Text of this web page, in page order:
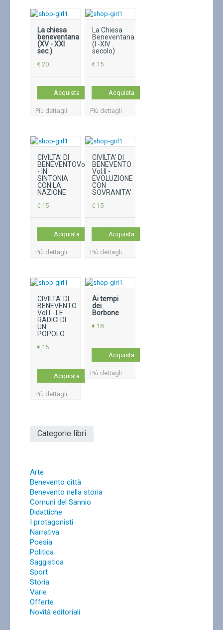
La chiesa
beneventana
(XV - XXI
sec.)
€ 20
Acquista
Più dettagli
La Chiesa
Beneventana
(I -XIV
secolo)
€ 15
Acquista
Più dettagli
CIVILTA' DI
BENEVENTOVol.III
- IN
SINTONIA
CON LA
NAZIONE
€ 15
Acquista
Più dettagli
CIVILTA' DI
BENEVENTO
Vol.II -
EVOLUZIONE
CON
SOVRANITA'
€ 15
Acquista
Più dettagli
CIVILTA' DI
BENEVENTO
Vol.I - LE
RADICI DI
UN
POPOLO
€ 15
Acquista
Più dettagli
Ai tempi
dei
Borbone
€ 18
Acquista
Più dettagli
Categorie libri
Arte
Benevento città
Benevento nella storia
Comuni del Sannio
Didattiche
I protagonisti
Narrativa
Poesia
Politica
Saggistica
Sport
Storia
Varie
Offerte
Novità editoriali